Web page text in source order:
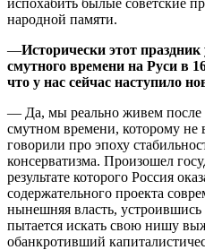
народной памяти.
—Исторически этот
смутного времени на Руси в
что у нас сейчас наступило
— Да, мы реально живем
смутном времени, которому
говорили про эпоху
консерватизма. Произошел
результате которого Россия
содержательного проекта
нынешняя власть, устроившись
пытается искать свою нишу
обанкротивший